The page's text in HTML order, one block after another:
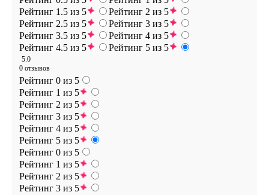
Рейтинг 1.5 из 5
Рейтинг 2 из 5
Рейтинг 2.5 из 5
Рейтинг 3 из 5
Рейтинг 3.5 из 5
Рейтинг 4 из 5
Рейтинг 4.5 из 5
Рейтинг 5 из 5
5.0
0 отзывов
Рейтинг 0 из 5
Рейтинг 1 из 5
Рейтинг 2 из 5
Рейтинг 3 из 5
Рейтинг 4 из 5
Рейтинг 5 из 5
Рейтинг 0 из 5
Рейтинг 1 из 5
Рейтинг 2 из 5
Рейтинг 3 из 5